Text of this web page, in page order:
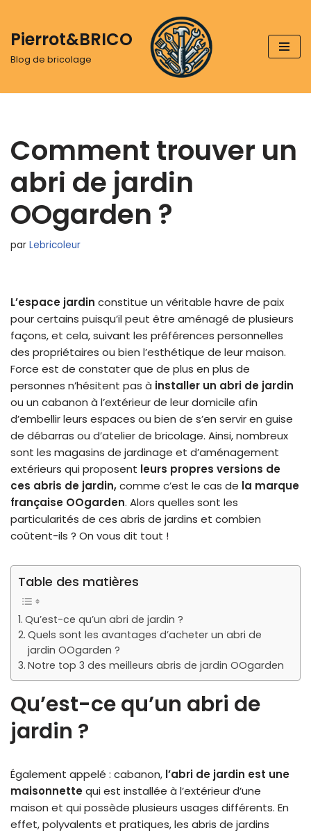
Aller
au
Pierrot&BRICO
Blog de bricolage
Comment trouver un
abri de jardin
OOgarden ?
par Lebricoleur
L’espace jardin constitue un véritable havre de paix
pour certains puisqu’il peut être aménagé de plusieurs
façons, et cela, suivant les préférences personnelles
des propriétaires ou bien l’esthétique de leur maison.
Force est de constater que de plus en plus de
personnes n’hésitent pas à installer un abri de jardin
ou un cabanon à l’extérieur de leur domicile afin
d’embellir leurs espaces ou bien de s’en serviren guise
de débarras ou d’atelier de bricolage. Ainsi, nombreux
sont les magasins de jardinage et d’aménagement
extérieurs qui proposent leurs propres versions de
ces abris de jardin,comme c’est le cas de la marque
française OOgarden. Alors quelles sont les
particularités de ces abris de jardins et combien
coûtent-ils ? On vous dit tout !
Table des matières
Qu’est-ce qu’un abri de jardin ?
Quels sont les avantages d’acheter un abri de
jardin OOgarden ?
Notre top 3 des meilleurs abris de jardin OOgarden
Qu’est-ce qu’un abri de
jardin ?
Également appelé : cabanon, l’abri de jardin est une
maisonnettequi est installée à l’extérieur d’une
maison et qui possède plusieurs usages différents. En
effet, polyvalents et pratiques, les abris de jardins